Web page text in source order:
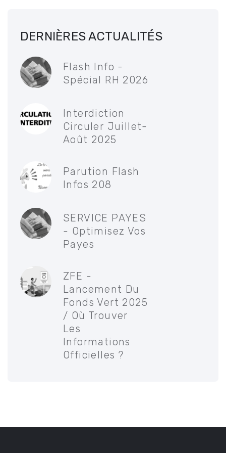
DERNIÈRES ACTUALITÉS
Flash Info -
Spécial RH 2026
Interdiction
Circuler Juillet-
Août 2025
Parution Flash
Infos 208
SERVICE PAYES
- Optimisez Vos
Payes
ZFE -
Lancement Du
Fonds Vert 2025
/ Où Trouver
Les
Informations
Officielles ?